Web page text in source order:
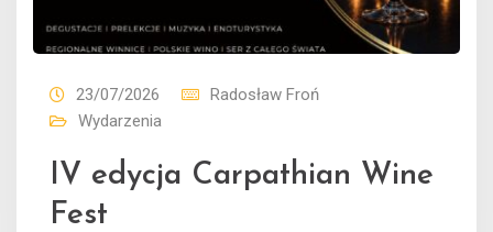
23/07/2026
Radosław Froń
Wydarzenia
IV edycja Carpathian Wine
Fest